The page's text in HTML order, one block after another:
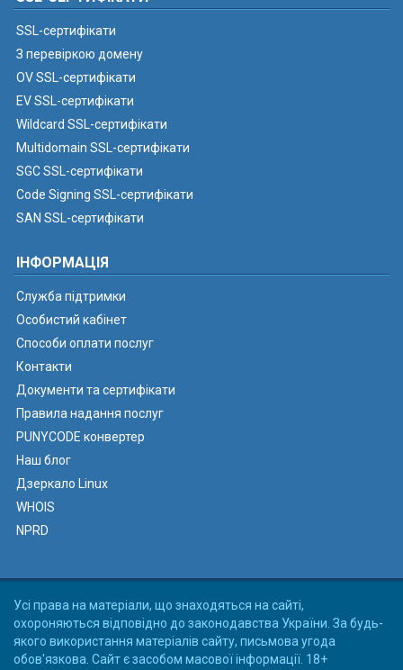
SSL-сертифікати
З перевіркою домену
OV SSL-сертифікати
EV SSL-сертифікати
Wildcard SSL-сертифікати
Multidomain SSL-сертифікати
SGC SSL-сертифікати
Code Signing SSL-сертифікати
SAN SSL-сертифікати
ІНФОРМАЦІЯ
Служба підтримки
Особистий кабінет
Способи оплати послуг
Контакти
Документи та сертифікати
Правила надання послуг
PUNYCODE конвертер
Наш блог
Дзеркало Linux
WHOIS
NPRD
Усі права на матеріали, що знаходяться на сайті,
охороняються відповідно до законодавства України. За будь-
якого використання матеріалів сайту, письмова угода
обов'язкова. Сайт є засобом масової інформації. 18+